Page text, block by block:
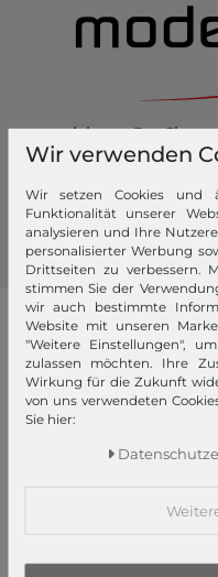
modeherz - Der Shop
Hier kaufen Sie
Werden Sie Fan
unsere Marken
4YOU
abro
Gola
Wir verwenden
Wir setzen Cookies und
Funktionalität unserer
analysieren und Ihre
personalisierter Werbung
Drittseiten zu verbessern.
stimmen Sie der
wir auch bestimmte
Website mit unseren
"Weitere Einstellungen",
zulassen möchten. Ihre
Wirkung für die Zukunft
von uns verwendeten
Sie hier: